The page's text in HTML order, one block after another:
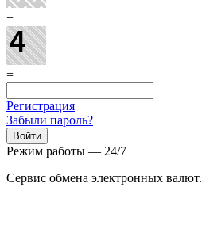
+
=
Регистрация
Забыли пароль?
Режим работы — 24/7
Сервис обмена электронных валют.